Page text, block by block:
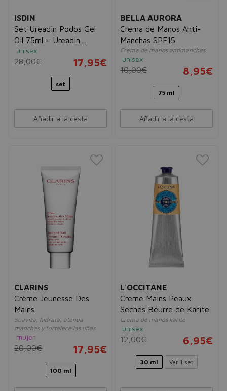
ISDIN
Set Ureadin Podos Gel
Oil 75ml + Ureadin
Lotion10 Hidratación
Intensa 100ml
unisex
28,00€ 17,95€
set
Añadir a la cesta
BELLA AURORA
Crema de Manos Anti-
Manchas SPF15
Crema de manos antimanchas
unisex
10,00€ 8,95€
75 ml
Añadir a la cesta
CLARINS
Crème Jeunesse Des
Mains
Suaviza, hidrata, atenúa
manchas y fortalece las uñas
mujer
20,00€ 17,95€
100 ml
L'OCCITANE
Creme Mains Peaux
Seches Beurre de Karite
Crema de manos karité
unisex
12,00€ 6,95€
30 ml Ver 1 set